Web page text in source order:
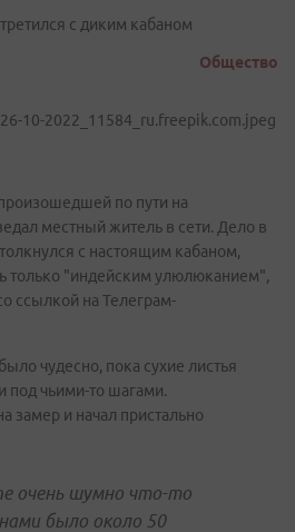
с диким кабаном
Общество
по пути на
местный житель в сети. Дело в
с настоящим кабаном,
только "индейским улюлюканием",
ссылкой на Телеграм-
чудесно, пока сухие листья
под чьими-то шагами.
замер и начал пристально
очень шумно что-то
было около 50